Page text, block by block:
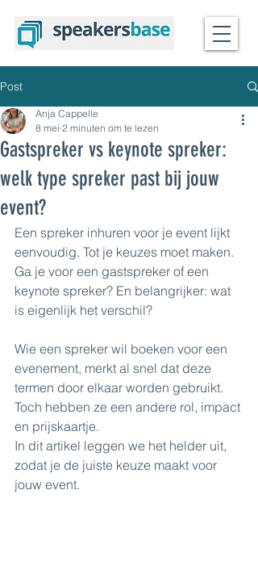
Post
Gastspreker vs keynote spreker:
welk type spreker past bij jouw
event?
Anja Cappelle
8 mei 2 minuten om te lezen
Een spreker inhuren voor je event lijkt
eenvoudig. Tot je keuzes moet maken.
Ga je voor een gastspreker of een
keynote spreker? En belangrijker: wat
is eigenlijk het verschil?
Wie een spreker wil boeken voor een
evenement, merkt al snel dat deze
termen door elkaar worden gebruikt.
Toch hebben ze een andere rol, impact
en prijskaartje.
In dit artikel leggen we het helder uit,
zodat je de juiste keuze maakt voor
jouw event.